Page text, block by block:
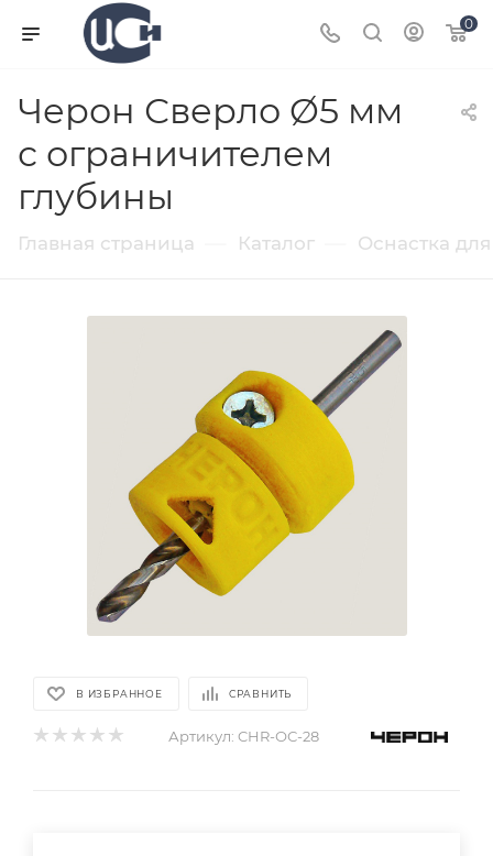
0
Черон Сверло Ø5 мм
с ограничителем
глубины
Главная страница Каталог Оснастка
В ИЗБРАННОЕ СРАВНИТЬ
Артикул: CHR-ОС-28